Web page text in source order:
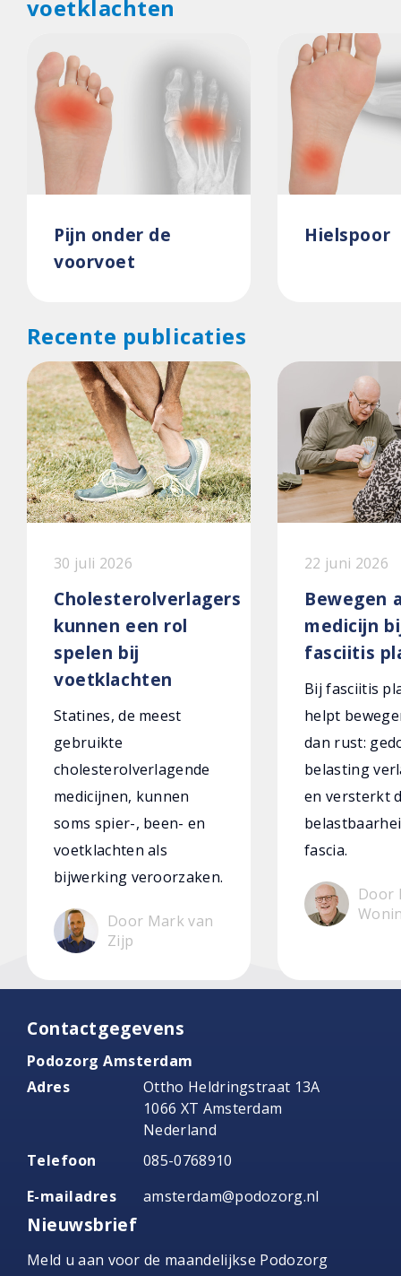
voetklachten
Pijn onder de
voorvoet
Hielspoor
Recente publicaties
30 juli 2026
Cholesterolverlagers
kunnen een rol
spelen bij
voetklachten
Statines, de meest
gebruikte
cholesterolverlagende
medicijnen, kunnen
soms spier-, been- en
voetklachten als
bijwerking veroorzaken.
Door Mark van
Zijp
22 juni 2026
Bewegen
medicijn
fasciitis
Bij fasciitis
helpt
dan rust:
belasting
en versterkt
fascia.
Door
Contactgegevens
Podozorg Amsterdam
Adres
Ottho Heldringstraat 13A
1066 XT Amsterdam
Nederland
Telefoon
085-0768910
E-mailadres
amsterdam@podozorg.nl
Nieuwsbrief
Meld u aan voor de maandelijkse Podozorg